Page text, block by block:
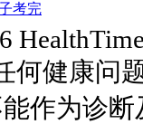
考完
何健康问
作为诊